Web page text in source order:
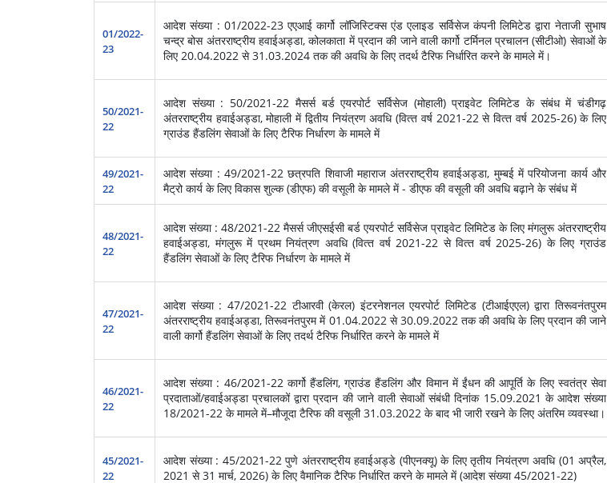
01/2022-
23
आदेश संख्‍या : 01/2022-23 एएआई कार्गो लॉजिस्टिक्स एंड एलाइड सर्विसेज कंपनी लिमिटेड द्वारा नेताजी सुभाष
चन्द्र बोस अंतरराष्‍ट्रीय हवाईअड्डा, कोलकाता में प्रदान की जाने वाली कार्गो टर्मिनल प्रचालन (सीटीओ) सेवाओं के
लिए 20.04.2022 से 31.03.2024 तक की अवधि के लिए तदर्थ टैरिफ निर्धारित करने के मामले में।
50/2021-
22
आदेश संख्‍या : 50/2021-22 मैसर्स बर्ड एयरपोर्ट सर्विसेज (मोहाली) प्राइवेट लिमिटेड के संबंध में चंडीगढ़
अंतरराष्‍ट्रीय हवाईअड्डा, मोहाली में द्वितीय नियंत्रण अवधि (वित्‍त वर्ष 2021-22 से वित्‍त वर्ष 2025-26) के लिए
ग्राउंड हैंडलिंग सेवाओं के लिए टैरिफ निर्धारण के मामले में
49/2021-
22
आदेश संख्या : 49/2021-22 छत्रपति शिवाजी महाराज अंतरराष्‍ट्रीय हवाईअड्डा, मुम्बई में परियोजना कार्य और
मैट्रो कार्य के लिए विकास शुल्क (डीएफ) की वसूली के मामले में - डीएफ की वसूली की अवधि बढ़ाने के संबंध में
48/2021-
22
आदेश संख्या : 48/2021-22 मैसर्स जीएसईसी बर्ड एयरपोर्ट सर्विसेज प्राइवेट लिमिटेड के लिए मंगलुरू अंतरराष्‍ट्रीय
हवाईअड्डा, मंगलुरू में प्रथम नियंत्रण अवधि (वित्‍त वर्ष 2021-22 से वित्‍त वर्ष 2025-26) के लिए ग्राउंड
हैंडलिंग सेवाओं के लिए टैरिफ निर्धारण के मामले में
47/2021-
22
आदेश संख्या : 47/2021-22 टीआरवी (केरल) इंटरनेशनल एयरपोर्ट लिमिटेड (टीआईएएल) द्वारा तिरूवनंतपुरम
अंतरराष्‍ट्रीय हवाईअड्डा, तिरूवनंतपुरम में 01.04.2022 से 30.09.2022 तक की अवधि के लिए प्रदान की जाने
वाली कार्गो हैंडलिंग सेवाओं के लिए तदर्थ टैरिफ निर्धारित करने के मामले में
46/2021-
22
आदेश संख्या : 46/2021-22 कार्गो हैंडलिंग, ग्राउंड हैंडलिंग और विमान में ईंधन की आपूर्ति के लिए स्‍वतंत्र सेवा
प्रदाताओं/हवाईअड्डा प्रचालकों द्वारा प्रदान की जाने वाली सेवाओं संबंधी दिनांक 15.09.2021 के आदेश संख्‍या
18/2021-22 के मामले में–मौजूदा टैरिफ की वसूली 31.03.2022 के बाद भी जारी रखने के लिए अंतरिम व्‍यवस्‍था।
45/2021-
22
आदेश संख्या : 45/2021-22 पुणे अंतरराष्‍ट्रीय हवाईअड्डे (पीएनक्‍यू) के लिए तृतीय नियंत्रण अवधि (01 अप्रैल,
2021 से 31 मार्च, 2026) के लिए वैमानिक टैरिफ निर्धारित करने के मामले में (आदेश संख्‍या 45/2021-22)